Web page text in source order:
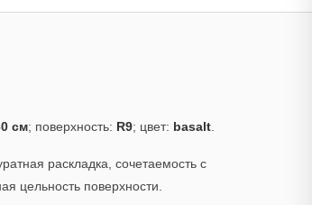
см; поверхность: R9; цвет: basalt
раскладка, сочетаемость с
цельность поверхности.